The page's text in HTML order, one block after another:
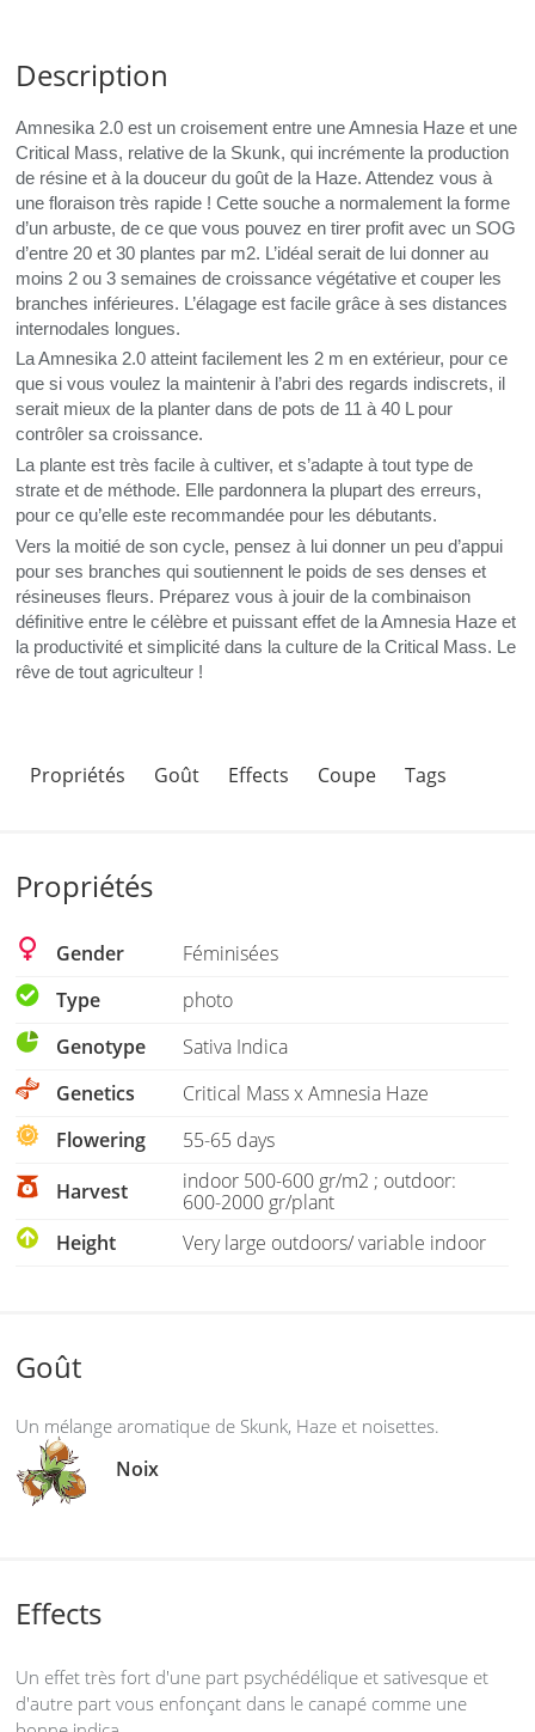
Description
Amnesika 2.0 est un croisement entre une Amnesia Haze et une
Critical Mass, relative de la Skunk, qui incrémente la production
de résine et à la douceur du goût de la Haze. Attendez vous à
une floraison très rapide ! Cette souche a normalement la forme
d’un arbuste, de ce que vous pouvez en tirer profit avec un SOG
d’entre 20 et 30 plantes par m2. L’idéal serait de lui donner au
moins 2 ou 3 semaines de croissance végétative et couper les
branches inférieures. L’élagage est facile grâce à ses distances
internodales longues.
La Amnesika 2.0 atteint facilement les 2 m en extérieur, pour ce
que si vous voulez la maintenir à l’abri des regards indiscrets, il
serait mieux de la planter dans de pots de 11 à 40 L pour
contrôler sa croissance.
La plante est très facile à cultiver, et s’adapte à tout type de
strate et de méthode. Elle pardonnera la plupart des erreurs,
pour ce qu’elle este recommandée pour les débutants.
Vers la moitié de son cycle, pensez à lui donner un peu d’appui
pour ses branches qui soutiennent le poids de ses denses et
résineuses fleurs. Préparez vous à jouir de la combinaison
définitive entre le célèbre et puissant effet de la Amnesia Haze et
la productivité et simplicité dans la culture de la Critical Mass. Le
rêve de tout agriculteur !
Propriétés Goût Effects Coupe Tags
Propriétés
Gender
Féminisées
Type
photo
Genotype
Sativa Indica
Genetics
Critical Mass x Amnesia Haze
Flowering
55-65 days
Harvest
indoor 500-600 gr/m2 ; outdoor:
600-2000 gr/plant
Height
Very large outdoors/ variable indoor
Goût
Un mélange aromatique de Skunk, Haze et noisettes.
Noix
Effects
Un effet très fort d'une part psychédélique et sativesque et
d'autre part vous enfonçant dans le canapé comme une